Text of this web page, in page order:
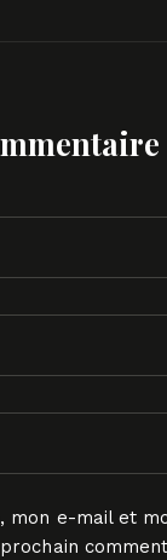
mon e-mail et